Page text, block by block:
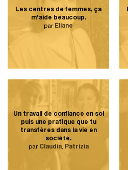
Les centres de femmes, ça
m’aide beaucoup.
par Éliane
Un travail de confiance en soi
puis une pratique que tu
transfères dans la vie en
société.
par Claudia, Patrizia